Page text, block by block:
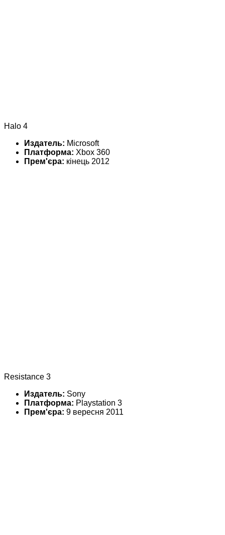
Halo 4
Издатель: Microsoft
Платформа: Xbox 360
Прем'єра: кінець 2012
Resistance 3
Издатель: Sony
Платформа: Playstation 3
Прем'єра: 9 вересня 2011